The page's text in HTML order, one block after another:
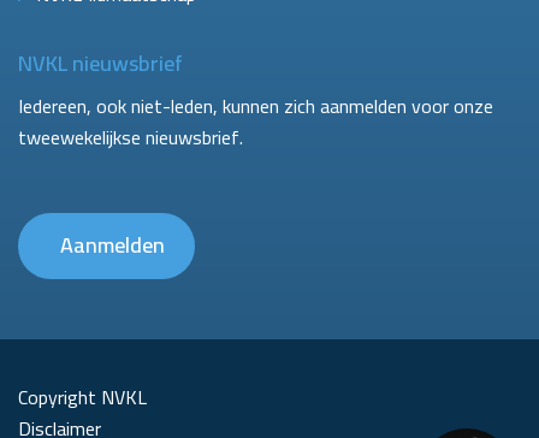
NVKL nieuwsbrief
Iedereen, ook niet-leden, kunnen zich aanmelden voor onze
tweewekelijkse nieuwsbrief.
Aanmelden
Copyright NVKL
Disclaimer